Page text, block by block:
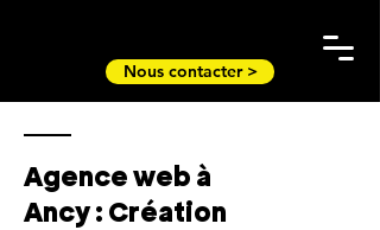
Nous contacter >
Agence web à
Ancy : Création